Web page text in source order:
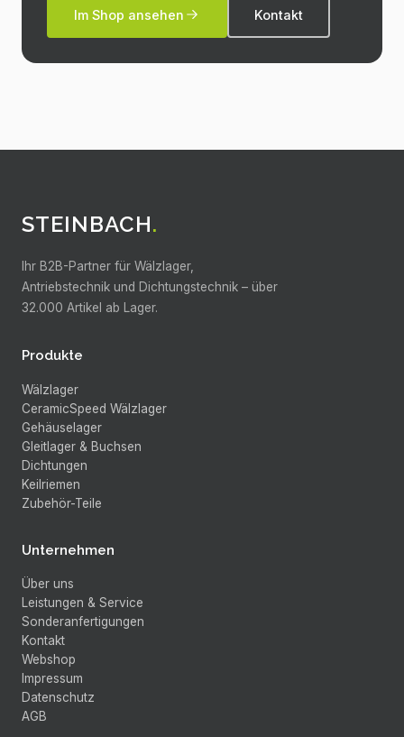
Im Shop ansehen Kontakt
STEINBACH.
Ihr B2B-Partner für Wälzlager,
Antriebstechnik und Dichtungstechnik – über
32.000 Artikel ab Lager.
Produkte
Wälzlager
CeramicSpeed Wälzlager
Gehäuselager
Gleitlager & Buchsen
Dichtungen
Keilriemen
Zubehör-Teile
Unternehmen
Über uns
Leistungen & Service
Sonderanfertigungen
Kontakt
Webshop
Impressum
Datenschutz
AGB